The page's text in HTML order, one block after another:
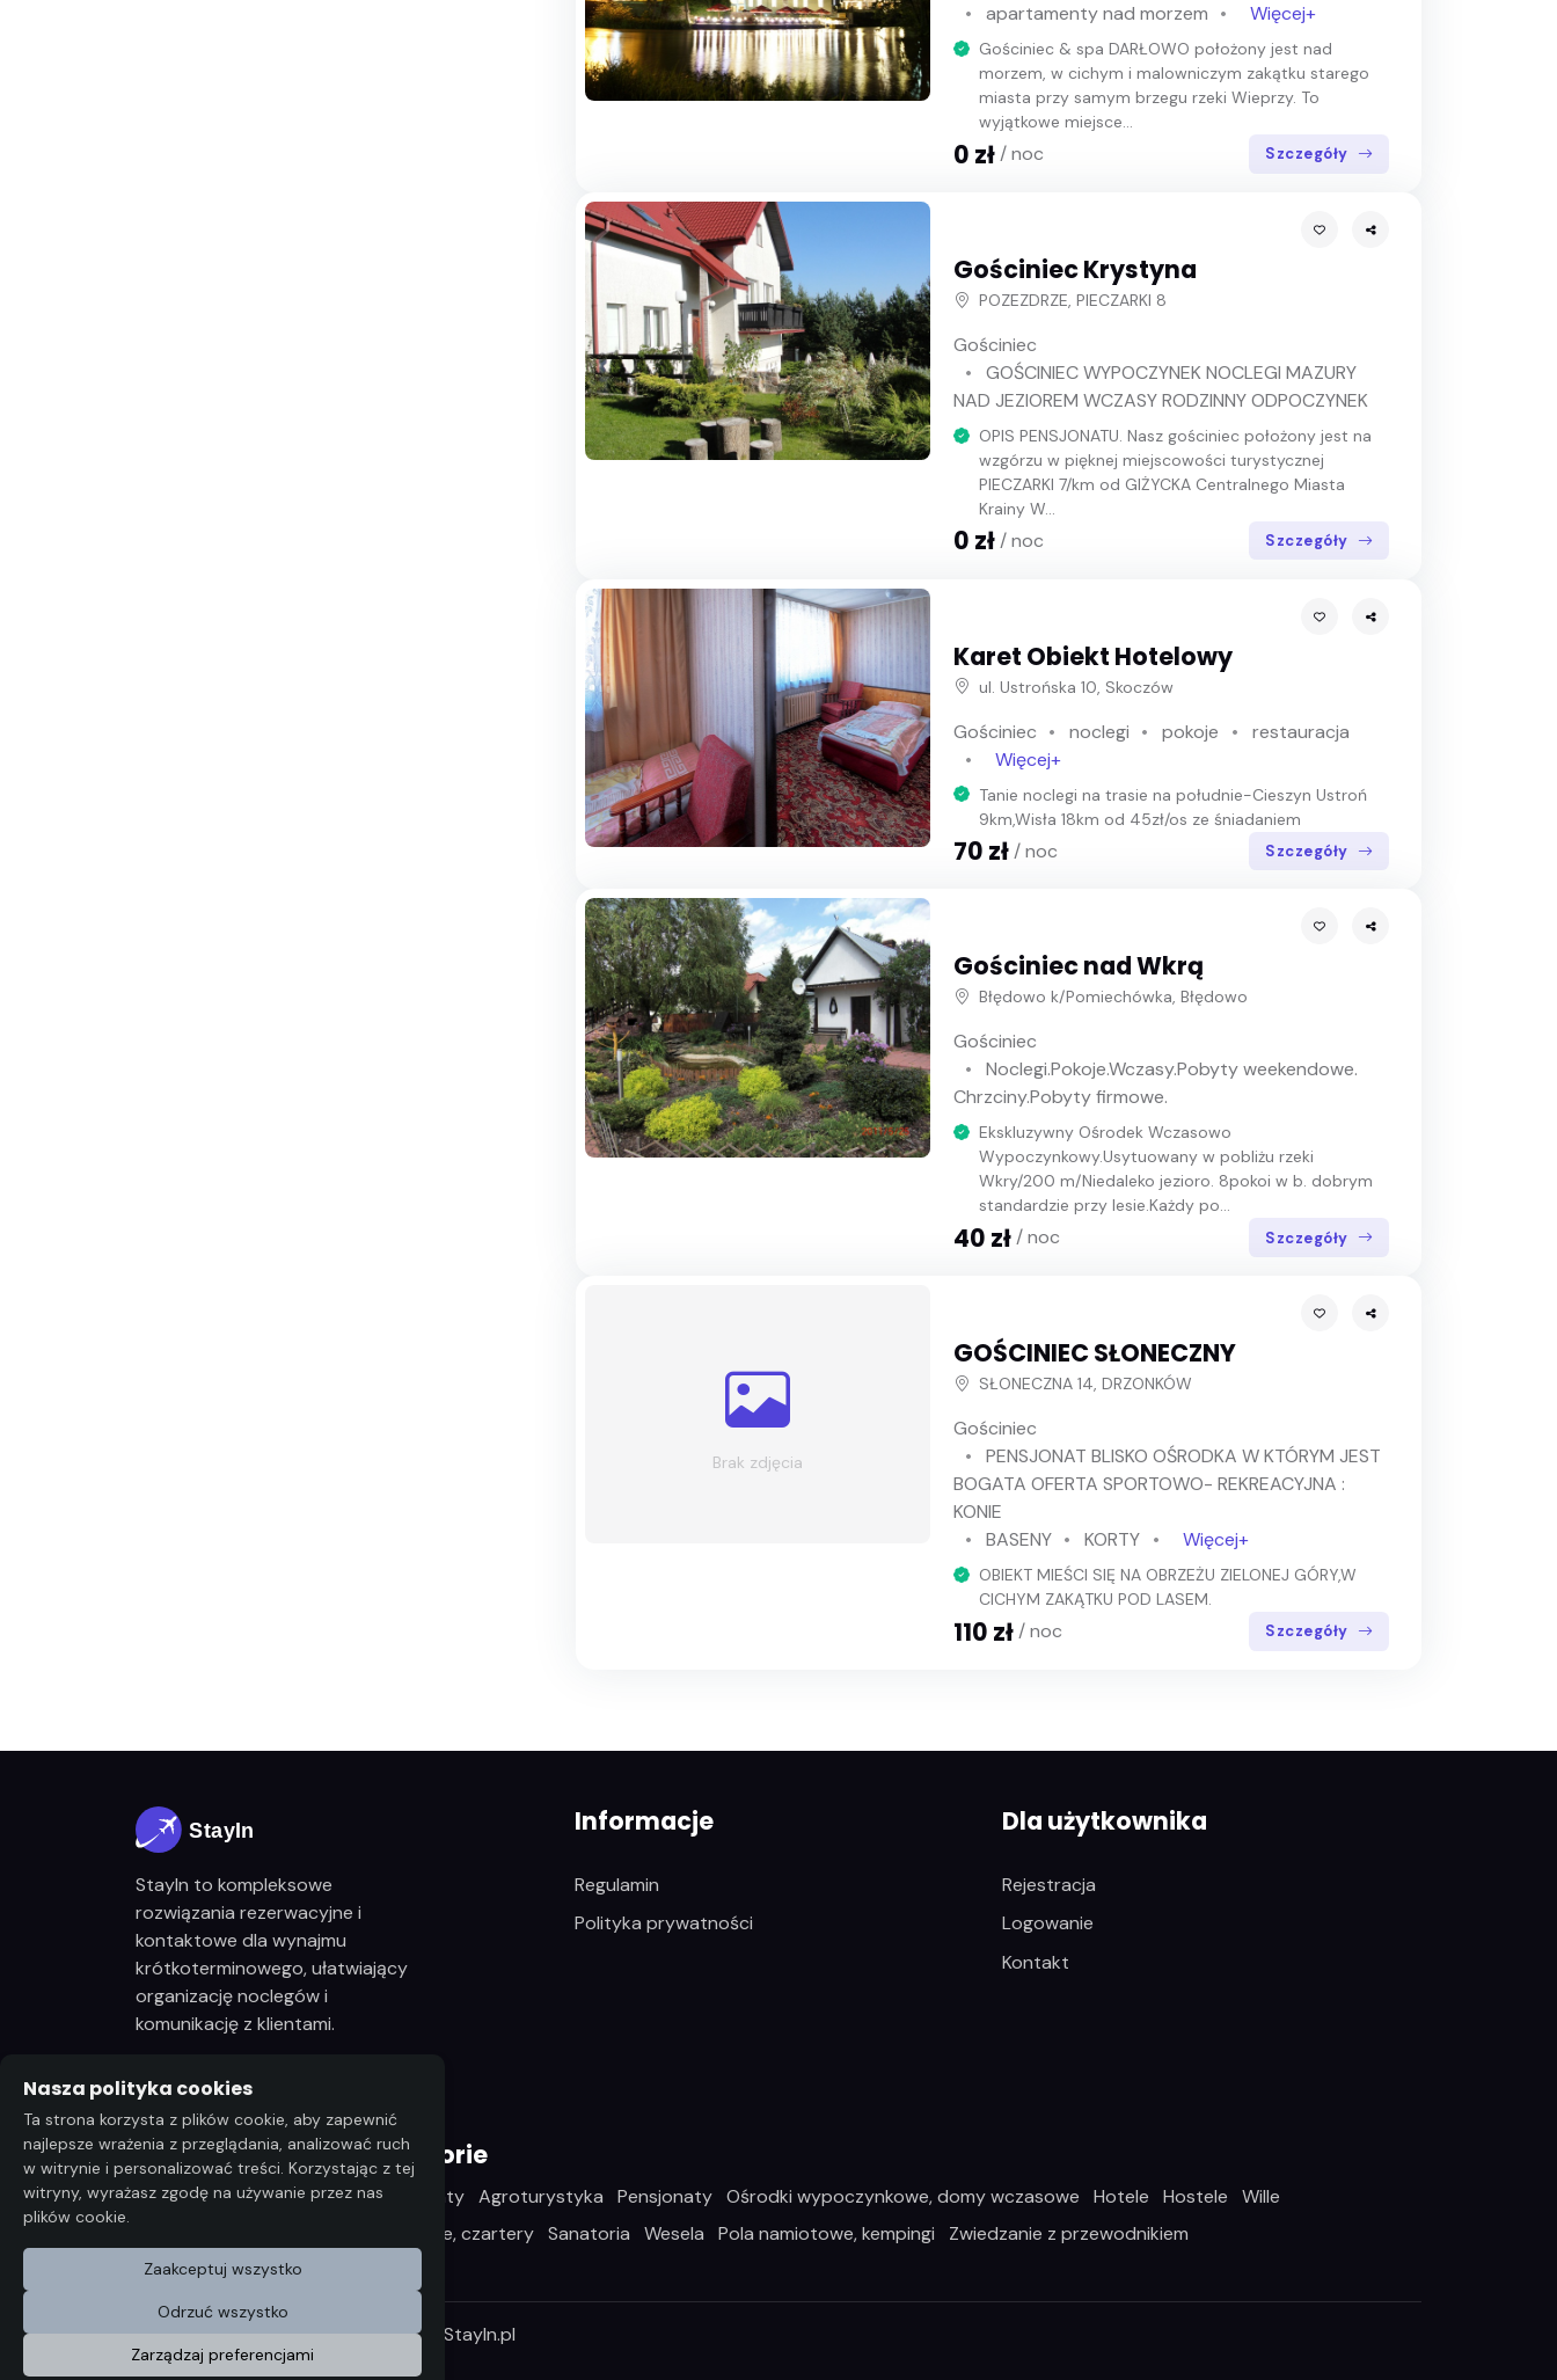
apartamenty nad morzem
Więcej+
Gościniec & spa DARŁOWO położony jest nad
morzem, w cichym i malowniczym zakątku starego
miasta przy samym brzegu rzeki Wieprzy. To
wyjątkowe miejsce...
0 zł / noc Szczegóły
Gościniec Krystyna
POZEZDRZE, PIECZARKI 8
Gościniec
GOŚCINIEC WYPOCZYNEK NOCLEGI MAZURY
NAD JEZIOREM WCZASY RODZINNY ODPOCZYNEK
OPIS PENSJONATU. Nasz gościniec położony jest na
wzgórzu w pięknej miejscowości turystycznej
PIECZARKI 7/km od GIŻYCKA Centralnego Miasta
Krainy W...
0 zł / noc Szczegóły
Karet Obiekt Hotelowy
ul. Ustrońska 10, Skoczów
Gościniec noclegi pokoje
restauracja
Więcej+
Tanie noclegi na trasie na południe-Cieszyn Ustroń
9km,Wisła 18km od 45zł/os ze śniadaniem
70 zł / noc Szczegóły
Gościniec nad Wkrą
Błędowo k/Pomiechówka, Błędowo
Gościniec
Noclegi.Pokoje.Wczasy.Pobyty weekendowe.
Chrzciny.Pobyty firmowe.
Ekskluzywny Ośrodek Wczasowo
Wypoczynkowy.Usytuowany w pobliżu rzeki
Wkry/200 m/Niedaleko jezioro. 8pokoi w b. dobrym
standardzie przy lesie.Każdy po...
40 zł / noc Szczegóły
Brak zdjęcia
GOŚCINIEC SŁONECZNY
SŁONECZNA 14, DRZONKÓW
Gościniec
PENSJONAT BLISKO OŚRODKA W KTÓRYM JEST
BOGATA OFERTA SPORTOWO- REKREACYJNA :
KONIE
BASENY
KORTY Więcej+
OBIEKT MIEŚCI SIĘ NA OBRZEŻU ZIELONEJ GÓRY,W
CICHYM ZAKĄTKU POD LASEM.
110 zł / noc Szczegóły
StayIn to kompleksowe
rozwiązania rezerwacyjne i
kontaktowe dla wynajmu
krótkoterminowego, ułatwiający
organizację noclegów i
komunikację z klientami.
Informacje
Regulamin
Polityka prywatności
Dla użytkownika
Rejestracja
Logowanie
Kontakt
Najpopularniejsze kategorie
Kwatery, pokoje Domki Apartamenty Agroturystyka Pensjonaty Ośrodki wypoczynkowe, domy wczasowe Hotele Hostele
Wille
Sporty wodne, czartery Sanatoria Wesela Pola namiotowe, kempingi Zwiedzanie z przewodnikiem
Wszelkie prawa zastrzeżone ©2026 StayIn.pl
Nasza polityka cookies
Ta strona korzysta z plików cookie, aby zapewnić
najlepsze wrażenia z przeglądania, analizować ruch
w witrynie i personalizować treści. Korzystając z tej
witryny, wyrażasz zgodę na używanie przez nas
plików cookie.
Zaakceptuj wszystko
Odrzuć wszystko
Zarządzaj preferencjami